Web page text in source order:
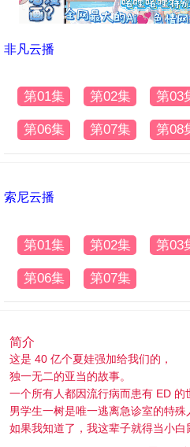
非凡云播
第01集 第02集 第03
第06集 第07集 第08
索尼云播
第01集 第02集 第03
第06集 第07集
简介
这是 40 亿个夏娃强加给我们的，
独一无二的亚当的故事。
一个所有人都因流行病而患有 ED 的
男学生一树是唯一逃离急诊室的特殊
如果我知道了，我这辈子就得当小